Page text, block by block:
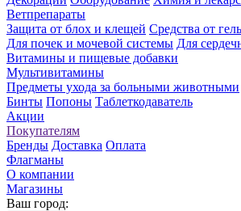
Ветпрепараты
Защита от блох и клещей Средства от
Для почек и мочевой системы Для
Витамины и пищевые добавки
Мультивитамины
Предметы ухода за больными животными
Бинты Попоны Таблеткодаватель
Акции
Покупателям
Бренды Доставка Оплата
Флагманы
О компании
Магазины
Ваш город: